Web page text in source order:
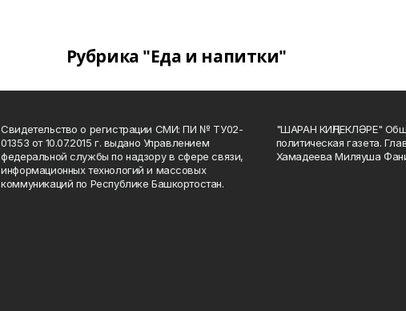
Рубрика "Еда и напитки"
Свидетельство о регистрации СМИ: ПИ № ТУ02-
01353 от 10.07.2015 г. выдано Управлением
федеральной службы по надзору в сфере связи,
информационных технологий и массовых
коммуникаций по Республике Башкортостан.
"ШАРАН КИҢЛЕКЛӘРЕ"
политическая газета.
Хамадеева Миляуша